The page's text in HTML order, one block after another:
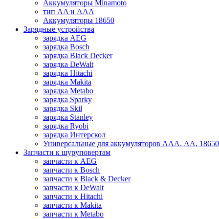
Аккумуляторы Minamoto
тип AA и AAA
Аккумуляторы 18650
Зарядные устройства
зарядка AEG
зарядка Bosch
зарядка Black Decker
зарядка DeWalt
зарядка Hitachi
зарядка Makita
зарядка Metabo
зарядка Sparky
зарядка Skil
зарядка Stanley
зарядка Ryobi
зарядка Интерскол
Универсальные для аккумуляторов ААА, АА,
Запчасти к шуруповертам
запчасти к AEG
запчасти к Bosch
запчасти к Black & Decker
запчасти к DeWalt
запчасти к Hitachi
запчасти к Makita
запчасти к Metabo